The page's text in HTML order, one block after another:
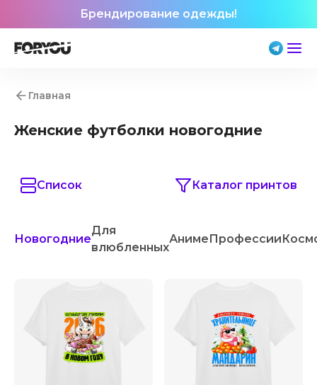
Брендирование одежды!
Главная
Женские футболки новогодние
Список Каталог принтов
Новогодние
Для
влюбленных
АнимеПрофессии